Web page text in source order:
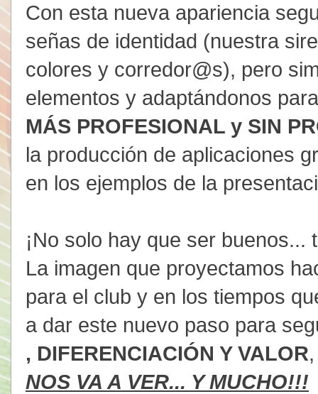
Con esta nueva apariencia
señas de identidad (nuestra
colores y corredor@s), pero
elementos y adaptándonos
MÁS PROFESIONAL y SIN
la producción de aplicaciones
en los ejemplos de la
¡No solo hay que ser buenos...
La imagen que proyectamos
para el club y en los tiempos
a dar este nuevo paso para
, DIFERENCIACIÓN Y VALOR
NOS VA A VER... Y MUCHO!!!